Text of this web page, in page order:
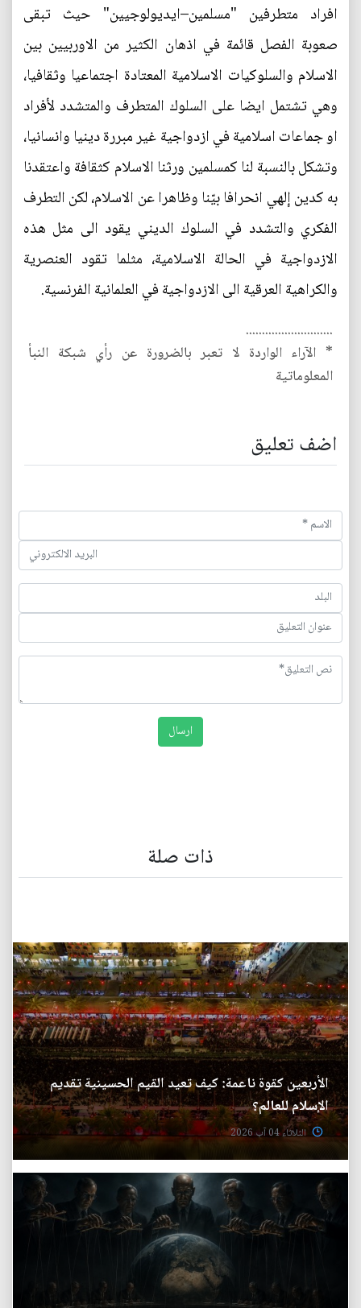
افراد متطرفين "مسلمين–ايديولوجيين" حيث تبقى
صعوبة الفصل قائمة في اذهان الكثير من الاوربيين بين
الاسلام والسلوكيات الاسلامية المعتادة اجتماعيا وثقافيا،
وهي تشتمل ايضا على السلوك المتطرف والمتشدد لأفراد
او جماعات اسلامية في ازدواجية غير مبررة دينيا وانسانيا،
وتشكل بالنسبة لنا كمسلمين ورثنا الاسلام كثقافة واعتقدنا
به كدين إلهي انحرافا بيّنا وظاهرا عن الاسلام، لكن التطرف
الفكري والتشدد في السلوك الديني يقود الى مثل هذه
الازدواجية في الحالة الاسلامية، مثلما تقود العنصرية
والكراهية العرقية الى الازدواجية في العلمانية الفرنسية.
...........................
* الآراء الواردة لا تعبر بالضرورة عن رأي شبكة النبأ
المعلوماتية
اضف تعليق
ذات صلة
الأربعين كقوة ناعمة: كيف تعيد القيم الحسينية تقديم
الإسلام للعالم؟
الثلاثاء 04 آب 2026